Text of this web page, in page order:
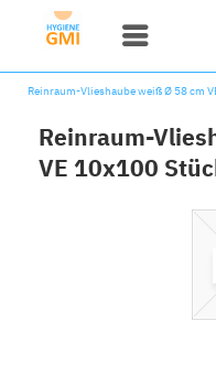
Reinraum-Vlieshaube weiß Ø 58 cm
Reinraum-
VE 10x100